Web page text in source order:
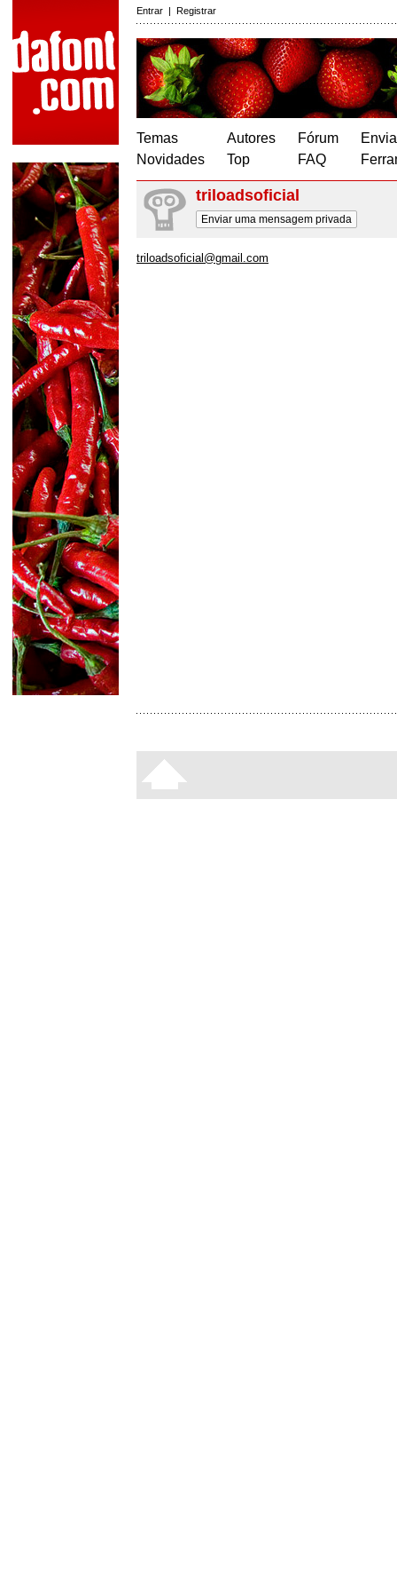
Entrar | Registrar
Temas
Novidades
Autores
Top
Fórum
FAQ
triloadsoficial
Enviar uma mensagem privada
triloadsoficial@gmail.com